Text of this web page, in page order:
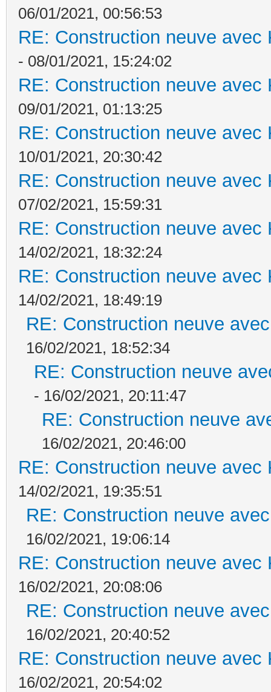
06/01/2021, 00:56:53
RE: Construction neuve avec
- 08/01/2021, 15:24:02
RE: Construction neuve avec
09/01/2021, 01:13:25
RE: Construction neuve avec
10/01/2021, 20:30:42
RE: Construction neuve avec
07/02/2021, 15:59:31
RE: Construction neuve avec
14/02/2021, 18:32:24
RE: Construction neuve avec
14/02/2021, 18:49:19
RE: Construction neuve
16/02/2021, 18:52:34
RE: Construction neuve
- 16/02/2021, 20:11:47
RE: Construction neuve
16/02/2021, 20:46:00
RE: Construction neuve avec
14/02/2021, 19:35:51
RE: Construction neuve
16/02/2021, 19:06:14
RE: Construction neuve avec
16/02/2021, 20:08:06
RE: Construction neuve
16/02/2021, 20:40:52
RE: Construction neuve avec
16/02/2021, 20:54:02